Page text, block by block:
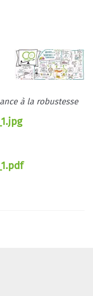
à la robustesse